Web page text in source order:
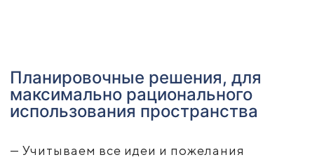
Планировочные решения, для
максимально рационального
использования пространства
— Учитываем все идеи и пожелания